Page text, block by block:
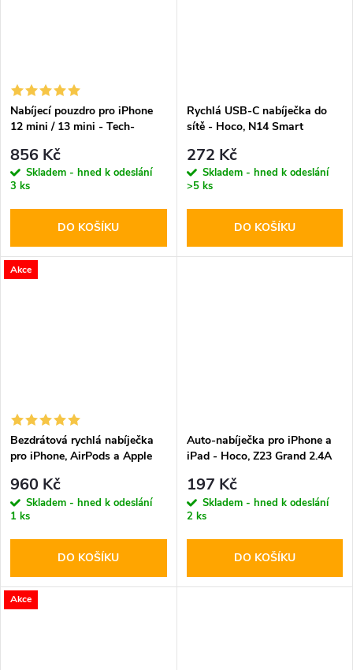
Nabíjecí pouzdro pro iPhone
12 mini / 13 mini - Tech-
856 Kč
Skladem - hned k odeslání
3 ks
DO KOŠÍKU
Rychlá USB-C nabíječka do
sítě - Hoco, N14 Smart
272 Kč
Skladem - hned k odeslání
>5 ks
DO KOŠÍKU
Akce
Bezdrátová rychlá nabíječka
pro iPhone, AirPods a Apple
MagSafe Wireless Charger
Black
960 Kč
Skladem - hned k odeslání
1 ks
DO KOŠÍKU
Auto-nabíječka pro iPhone a
iPad - Hoco, Z23 Grand 2.4A
197 Kč
Skladem - hned k odeslání
2 ks
DO KOŠÍKU
Akce